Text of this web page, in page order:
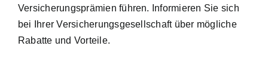
Versicherungsprämien führen. Informieren Sie sich
bei Ihrer Versicherungsgesellschaft über mögliche
Rabatte und Vorteile.